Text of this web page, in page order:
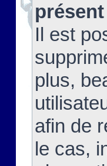
Il est
plus,
afin de
le cas,